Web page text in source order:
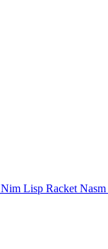
Nim Lisp Racket Nasm